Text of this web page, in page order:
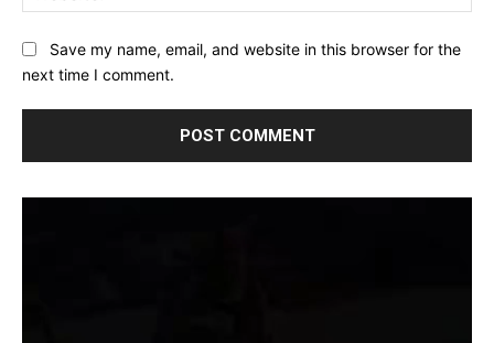
Save my name, email, and website in this browser for the
next time I comment.